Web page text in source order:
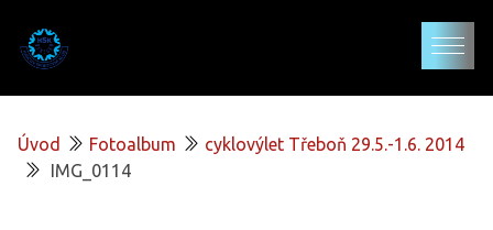
Úvod Fotoalbum
cyklovýlet Třeboň 29.5.-1.6. 2014
IMG_0114